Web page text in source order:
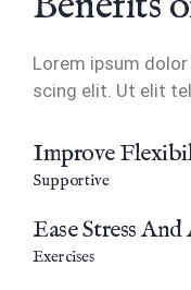
Lorem ipsum
scing elit. Ut elit
Improve
Supportive
Ease Stress
Exercises